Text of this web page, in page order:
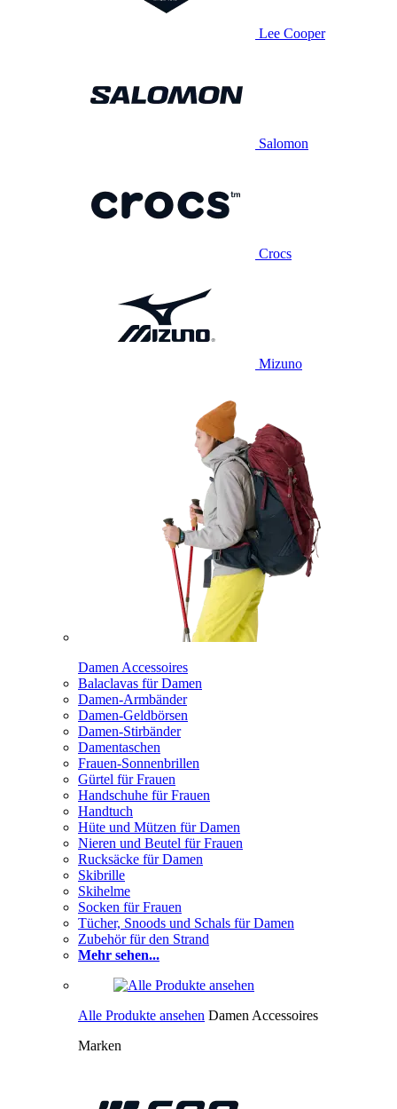
Lee Cooper
Salomon
Crocs
Mizuno
Damen Accessoires
Balaclavas für Damen
Damen-Armbänder
Damen-Geldbörsen
Damen-Stirbänder
Damentaschen
Frauen-Sonnenbrillen
Gürtel für Frauen
Handschuhe für Frauen
Handtuch
Hüte und Mützen für Damen
Nieren und Beutel für Frauen
Rucksäcke für Damen
Skibrille
Skihelme
Socken für Frauen
Tücher, Snoods und Schals für Damen
Zubehör für den Strand
Mehr sehen...
Alle Produkte ansehen Damen Accessoires
Marken